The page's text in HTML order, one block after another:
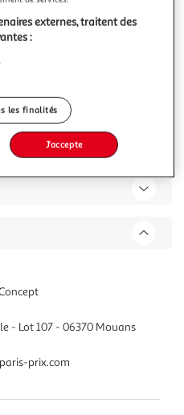
- Lot 107 - 06370 Mouans
prix.com
externes, traitent des
:
les finalités
J'accepte